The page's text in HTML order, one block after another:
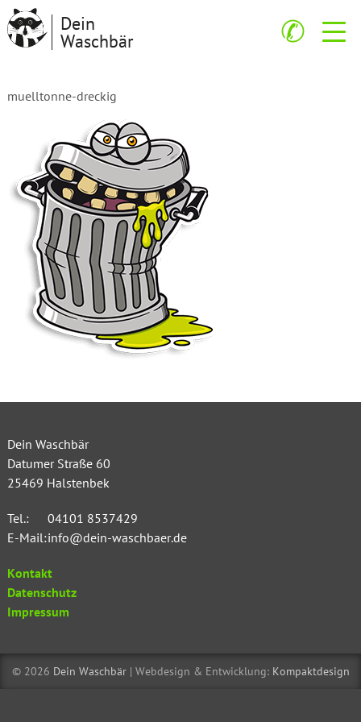
Dein
Waschbär ✆
muelltonne-dreckig
Dein Waschbär
Datumer Straße 60
25469 Halstenbek
Tel.:
04101 8537429
E-Mail:info@dein-waschbaer.de
Kontakt
Datenschutz
Impressum
© 2026 Dein Waschbär| Webdesign & Entwicklung: Kompaktdesign